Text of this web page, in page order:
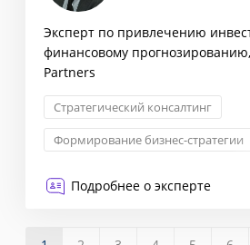
Эксперт по привлечению
финансовому
Partners
Стратегический консалтинг
Формирование бизнес-стратегии
Подробнее о эксперте